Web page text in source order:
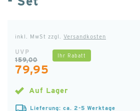
UVP
159,00
79,95
Ihr Rabatt
inkl. MwSt zzgl. Versandkosten
Auf Lager
Lieferung: ca. 2-5 Werktage